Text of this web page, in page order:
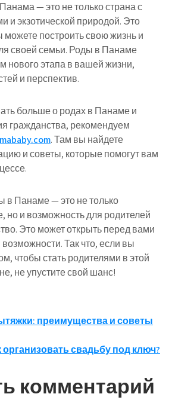
— это не только страна с
и экзотической природой. Это
можете построить свою жизнь и
своей семьи. Роды в Панаме
нового этапа в вашей жизни,
и перспектив.
больше о родах в Панаме и
гражданства, рекомендуем
. Там вы найдете
и советы, которые помогут вам
в Панаме — это не только
но и возможность для родителей
Это может открыть перед вами
Так что, если вы
чтобы стать родителями в этой
не упустите свой шанс!
преимущества и советы
организовать свадьбу под ключ?
комментарий